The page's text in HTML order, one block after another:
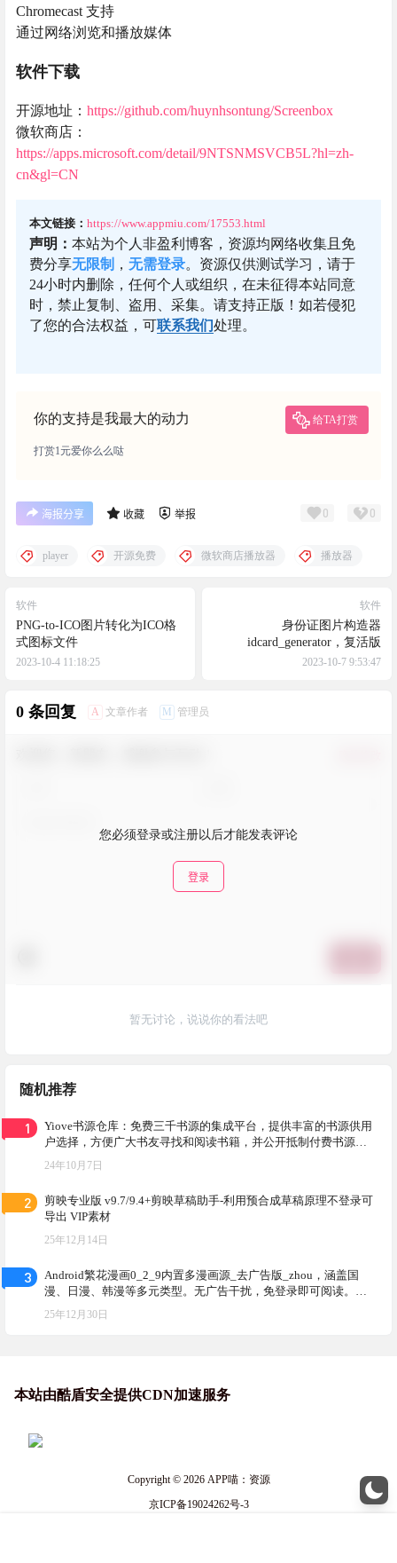
Chromecast 支持
通过网络浏览和播放媒体
软件下载
开源地址： https://github.com/huynhsontung/Screenbox
微软商店：
https://apps.microsoft.com/detail/9NTSNMSVCB5L?hl=zh-
cn&gl=CN
本文链接： https://www.appmiu.com/17553.html
声明： 本站为个人非盈利博客，资源均网络收集且免
费分享无限制 ， 无需登录。资源仅供测试学习，请于
24小时内删除，任何个人或组织，在未征得本站同意
时，禁止复制、盗用、采集。请支持正版！如若侵犯
了您的合法权益，可联系我们处理。
你的支持是我最大的动力 给TA打赏
打赏1元爱你么么哒
海报分享 收藏 举报 0 0
player 开源免费 微软商店播放器 播放器
软件
PNG-to-ICO图片转化为ICO格
式图标文件
2023-10-4 11:18:25
软件
身份证图片构造器
idcard_generator，复活版
2023-10-7 9:53:47
0 条回复 A 文章作者 M 管理员
您必须登录或注册以后才能发表评论
登录
暂无讨论，说说你的看法吧
随机推荐
1
Yiove书源仓库：免费三千书源的集成平台，提供丰富的书源供用
户选择，方便广大书友寻找和阅读书籍，并公开抵制付费书源的
倒卖行为
24年10月7日
2
剪映专业版 v9.7/9.4+剪映草稿助手-利用预合成草稿原理不登录可
导出 VIP素材
25年12月14日
3
Android繁花漫画0_2_9内置多漫画源_去广告版_zhou，涵盖国
漫、日漫、韩漫等多元类型。无广告干扰，免登录即可阅读。支
持离线缓存，能自动记忆观看进度
25年12月30日
本站由酷盾安全提供CDN加速服务
Copyright © 2026APP喵：资源
京ICP备19024262号-3